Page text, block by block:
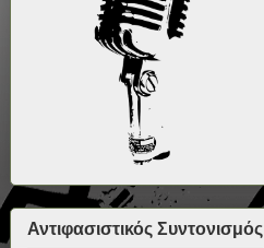
Αντιφασιστικός Συντονισμός